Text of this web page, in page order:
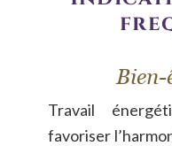
Travail
favoriser